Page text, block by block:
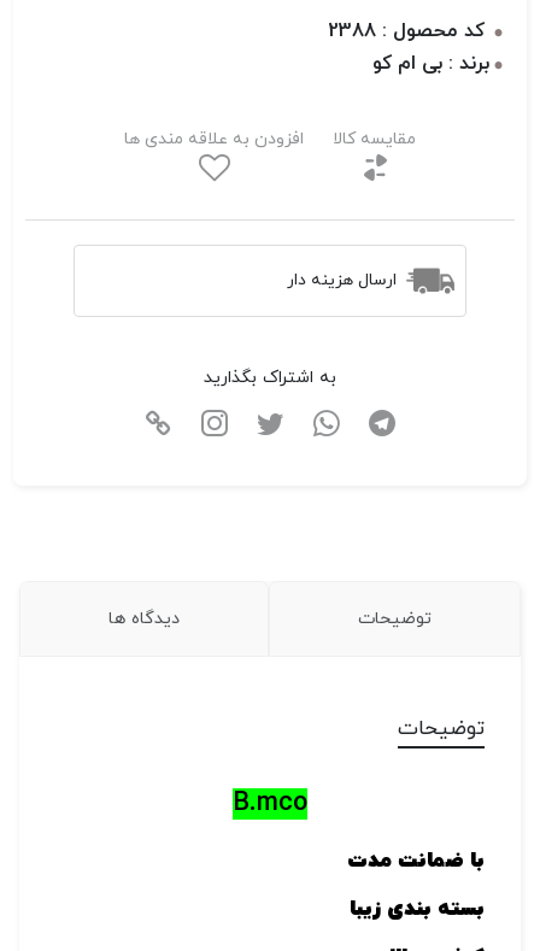
کد محصول : 2388
برند : بی ام کو
مقایسه کالا افزودن به علاقه مندی ها
ارسال هزینه دار
به اشتراک بگذارید
توضیحات دیدگاه ها
توضیحات
B.mco
با ضمانت مدت
بسته بندی زیبا